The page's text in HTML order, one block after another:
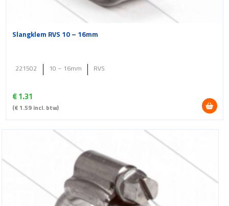
Slangklem RVS 10 – 16mm
€1.31
(€ 1.59incl. btw)
221502 10 – 16mm RVS